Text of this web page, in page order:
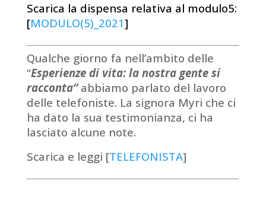
Scarica la dispensa relativa al modulo5:
[MODULO(5)_2021]
Qualche giorno fa nell’ambito delle
“Esperienze di vita: la nostra gentesi
racconta” abbiamo parlato del lavoro
delle telefoniste. La signora Myri che ci
ha dato la sua testimonianza, ci ha
lasciato alcune note.
Scarica e leggi [TELEFONISTA]